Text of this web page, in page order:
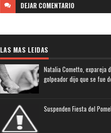
DEJAR COMENTARIO
LAS MAS LEIDAS
Natalia Cometto, expareja
golpeador dijo que se fue
Suspenden Fiesta del